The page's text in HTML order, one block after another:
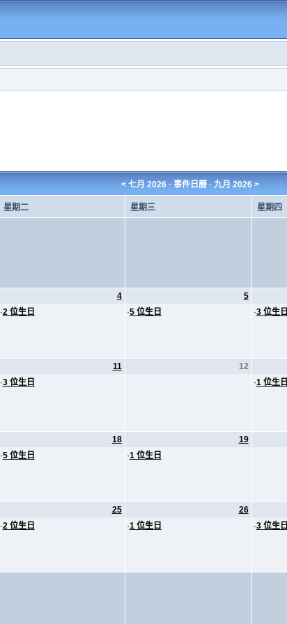
<七月 2026 · 事件日曆 ·九月 2026 >
星期二 星期三 星期四
4
·2 位生日
5
·5 位生日
·3 位生日
11
·3 位生日
12
·1 位生日
18
·5 位生日
19
·1 位生日
25
·2 位生日
26
·1 位生日
·3 位生日